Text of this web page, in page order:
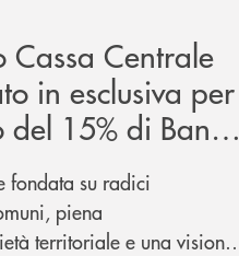
Cassa Centrale
in esclusiva per
del 15% di Banca
1884
fondata su radici
piena
territoriale e una visione